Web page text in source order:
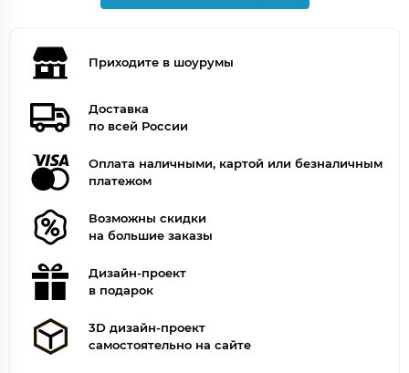
Приходите в шоурумы
Доставка
по всей России
Оплата наличными, картой или безналичным
платежом
Возможны скидки
на большие заказы
Дизайн-проект
в подарок
3D дизайн-проект
самостоятельно на сайте